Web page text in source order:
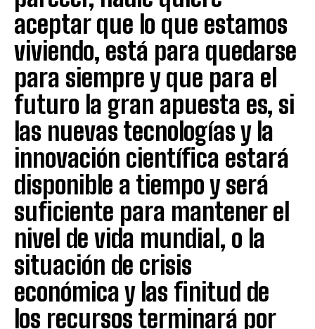
aceptar que lo que estamos
viviendo, está para quedarse
para siempre y que para el
futuro la gran apuesta es, si
las nuevas tecnologías y la
innovación científica estará
disponible a tiempo y será
suficiente para mantener el
nivel de vida mundial, o la
situación de crisis
económica y las finitud de
los recursos terminará por